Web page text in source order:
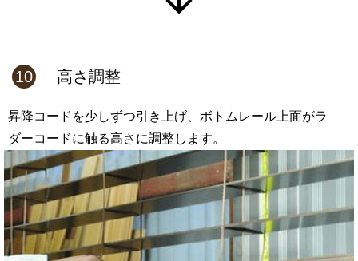
10 高さ調整
昇降コードを少しずつ引き上げ、ボトムレール上面がラ
ダーコードに触る高さに調整します。